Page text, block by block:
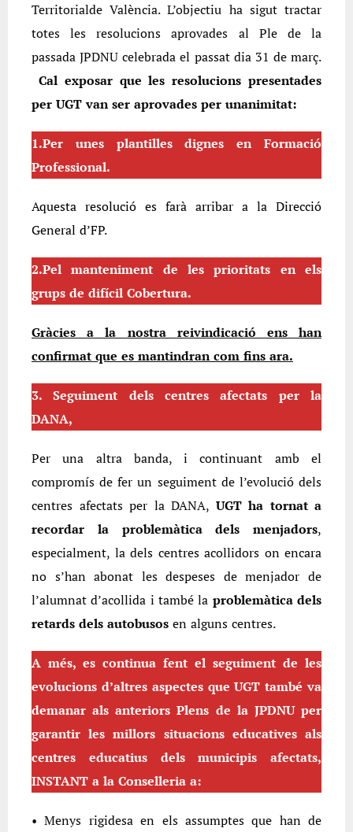
Territorialde València. L’objectiu ha sigut tractar
totes les resolucions aprovades al Ple de la
passada JPDNU celebrada el passat dia 31 de març.
Cal exposar que les resolucions presentades
per UGT van ser aprovades per unanimitat:
1.Per unes plantilles dignes en Formació
Professional.
Aquesta resolució es farà arribar a la Direcció
General d’FP.
2.Pel manteniment de les prioritats en els
grups de difícil Cobertura.
Gràcies a la nostra reivindicació ens han
confirmat que es mantindran com fins ara.
3. Seguiment dels centres afectats per la
DANA,
Per una altra banda, i continuant amb el
compromís de fer un seguiment de l’evolució dels
centres afectats per la DANA, UGT ha tornat a
recordar la problemàtica dels menjadors,
especialment, la dels centres acollidors on encara
no s’han abonat les despeses de menjador de
l’alumnat d’acollida i també la problemàtica dels
retards dels autobusos en alguns centres.
A més, es continua fent el seguiment de les
evolucions d’altres aspectes que UGT també va
demanar als anteriors Plens de la JPDNU per
garantir les millors situacions educatives als
centres educatius dels municipis afectats,
INSTANT a la Conselleria a:
• Menys rigidesa en els assumptes que han de